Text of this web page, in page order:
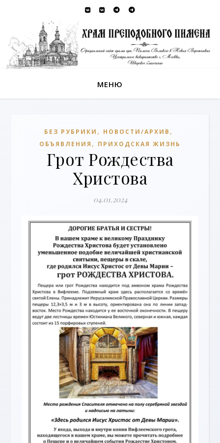
МЕНЮ
БЕЗ РУБРИКИ , НОВОСТИ/АРХИВ ,
ОБЪЯВЛЕНИЯ , ПРИХОДСКАЯ ЖИЗНЬ
Грот Рождества
Христова
04.01.2024